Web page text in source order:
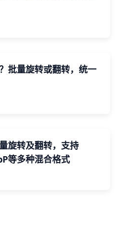
批量旋转或翻转，统一
旋转及翻转，支持
等多种混合格式